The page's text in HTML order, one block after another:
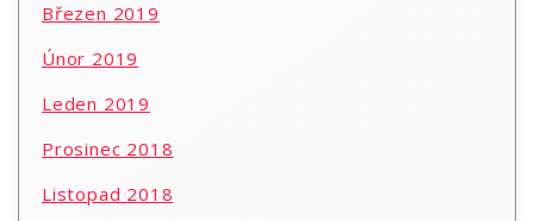
Březen 2019
Únor 2019
Leden 2019
Prosinec 2018
Listopad 2018